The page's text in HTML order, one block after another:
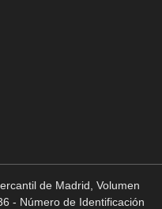
de Madrid, Volumen
- Número de Identificación